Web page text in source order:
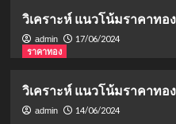
วิเคราะห์ แนวโน้มราคาทอ
admin
17/06/2024
ราคาทอง
วิเคราะห์ แนวโน้มราคาทอ
admin 14/06/2024